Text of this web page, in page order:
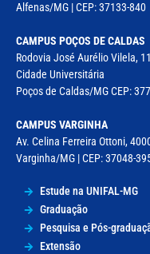
Alfenas/MG | CEP: 37133-840
CAMPUS POÇOS DE CALDAS
Rodovia José Aurélio Vilela,
Cidade Universitária
Poços de Caldas/MG CEP:
CAMPUS VARGINHA
Av. Celina Ferreira Ottoni,
Varginha/MG | CEP: 37048-
Estude na UNIFAL-MG
Graduação
Pesquisa e Pós-
Extensão